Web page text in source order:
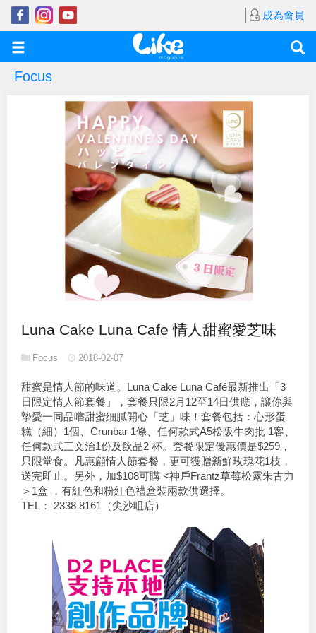
成為會員
Focus
Luna Cake Luna Cafe 情人甜蜜愛芝味
Focus 2018-02-07
甜蜜是情人節的味道。Luna Cake Luna Café最新推出「3
日限定情人節套餐」，套餐只限2月12至14日供應，讓你與
摯愛一同品嚐甜蜜細膩開心「芝」味！套餐包括：心形蛋
糕（細）1個、Crunbar 1條、任何款式A5松阪牛肉批 1客、
任何款式三文治1份及飲品2 杯。套餐限定優惠價是$259，
只限堂食。凡惠顧情人節套餐，更可獲贈新鮮玫瑰花1枝，
送完即止。另外，加$108可購 <神戶Frantz草莓松露朱古力
＞1盒 ，有紅色和粉紅色禮盒裝兩款供選擇。
TEL： 2338 8161（尖沙咀店）